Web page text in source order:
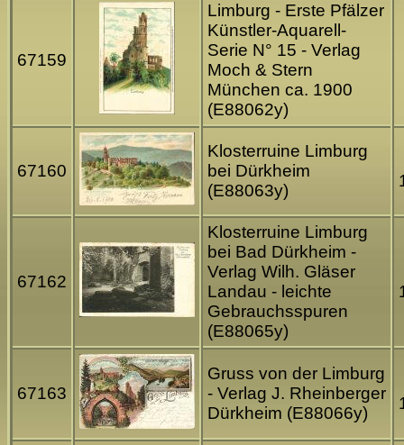
67159
Limburg - Erste Pfälzer
Künstler-Aquarell-
Serie N° 15 - Verlag
Moch & Stern
München ca. 1900
(E88062y)
67160
Klosterruine Limburg
bei Dürkheim
(E88063y)
67162
Klosterruine Limburg
bei Bad Dürkheim -
Verlag Wilh. Gläser
Landau - leichte
Gebrauchsspuren
(E88065y)
67163
Gruss von der Limburg
- Verlag J. Rheinberger
Dürkheim (E88066y)